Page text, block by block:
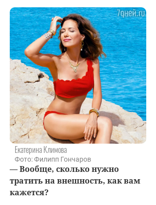
Екатерина Климова
Фото: Филипп Гончаров
— Вообще, сколько нужно
тратить на внешность, как вам
кажется?